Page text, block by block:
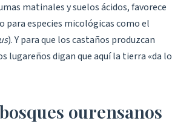
matinales y suelos ácidos, favorece
para especies micológicas como el
). Y para que los castaños produzcan
lugareños digan que aquí la tierra «da lo
ourensanos